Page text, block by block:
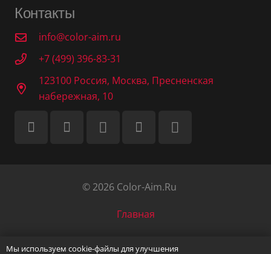
Контакты
info@color-aim.ru
+7 (499) 396-83-31
123100 Россия, Москва, Пресненская
набережная, 10
© 2026 Color-Aim.Ru
Главная
О нас
Мы используем cookie-файлы для улучшения